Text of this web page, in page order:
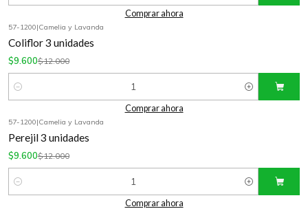
Comprar ahora
57-1200|Camelia y Lavanda
Coliflor 3 unidades
$9.600$12.000
Cantidad
Comprar ahora
57-1200|Camelia y Lavanda
Perejil 3 unidades
$9.600$12.000
Cantidad
Comprar ahora